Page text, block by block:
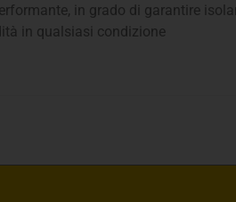
in grado di garantire
in qualsiasi condizione